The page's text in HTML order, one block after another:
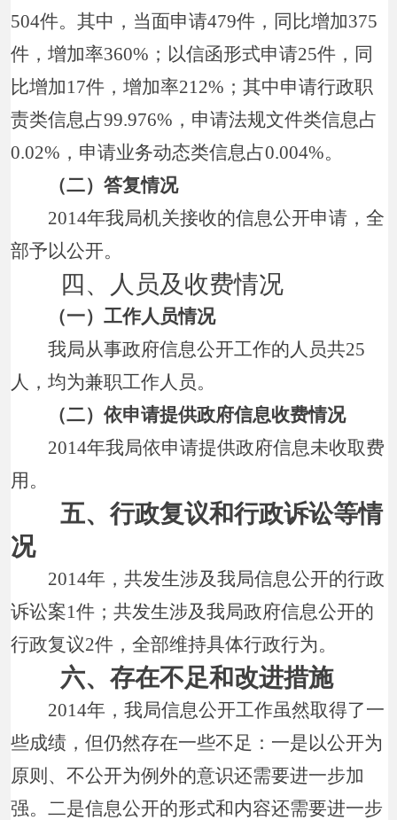
504件。其中，当面申请479件，同比增加375
件，增加率360%；以信函形式申请25件，同
比增加17件，增加率212%；其中申请行政职
责类信息占99.976%，申请法规文件类信息占
0.02%，申请业务动态类信息占0.004%。
（二）答复情况
2014年我局机关接收的信息公开申请，全
部予以公开。
四、人员及收费情况
（一）工作人员情况
我局从事政府信息公开工作的人员共25
人，均为兼职工作人员。
（二）依申请提供政府信息收费情况
2014年我局依申请提供政府信息未收取费
用。
五、行政复议和行政诉讼等情
况
2014年，共发生涉及我局信息公开的行政
诉讼案1件；共发生涉及我局政府信息公开的
行政复议2件，全部维持具体行政行为。
六、存在不足和改进措施
2014年，我局信息公开工作虽然取得了一
些成绩，但仍然存在一些不足：一是以公开为
原则、不公开为例外的意识还需要进一步加
强。二是信息公开的形式和内容还需要进一步